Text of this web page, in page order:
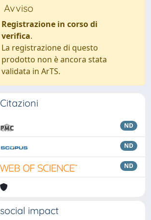
Avviso
Registrazione in corso di
verifica.
La registrazione di questo
prodotto non è ancora stata
validata in ArTS.
Citazioni
ND
ND
ND
social impact